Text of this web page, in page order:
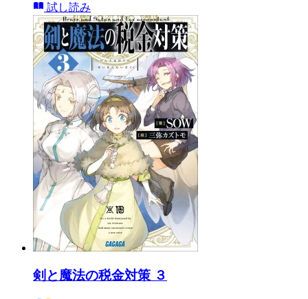
試し読み
剣と魔法の税金対策 ３